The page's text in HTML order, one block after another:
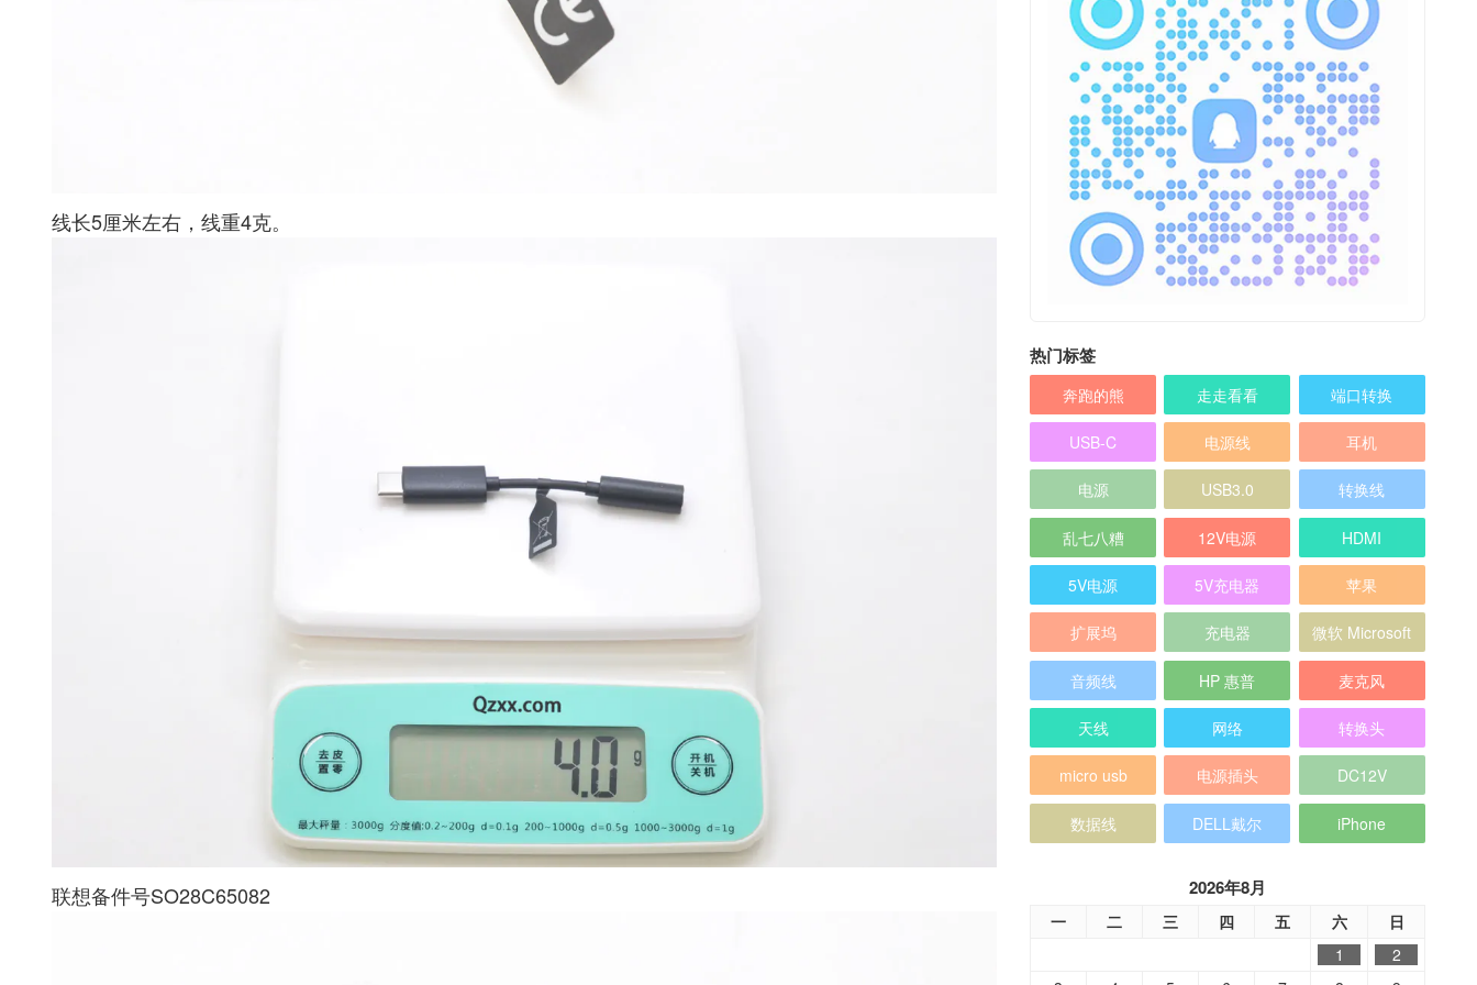
线长5厘米左右，线重4克。
联想备件号SO28C65082
热门标签
奔跑的熊 走走看看 端口转换
USB-C 电源线 耳机
电源 USB3.0 转换线
乱七八糟 12V电源 HDMI
5V电源 5V充电器 苹果
扩展坞 充电器 微软 Microsoft
音频线 HP 惠普 麦克风
天线 网络 转换头
micro usb 电源插头 DC12V
数据线 DELL戴尔 iPhone
2026年8月
一 二 三 四 五 六
日
1
2